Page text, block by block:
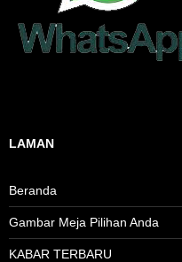
LAMAN
Beranda
Gambar Meja Pilihan Anda
KABAR TERBARU